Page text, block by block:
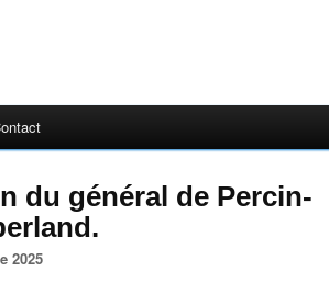
du général de Percin-
2025